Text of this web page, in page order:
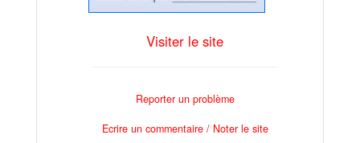
Visiter le site
Reporter un problème
Ecrire un commentaire / Noter le site